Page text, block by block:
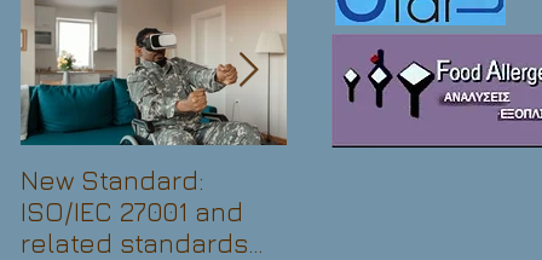
New Standard:
ISO/IEC 27001 and
related standards